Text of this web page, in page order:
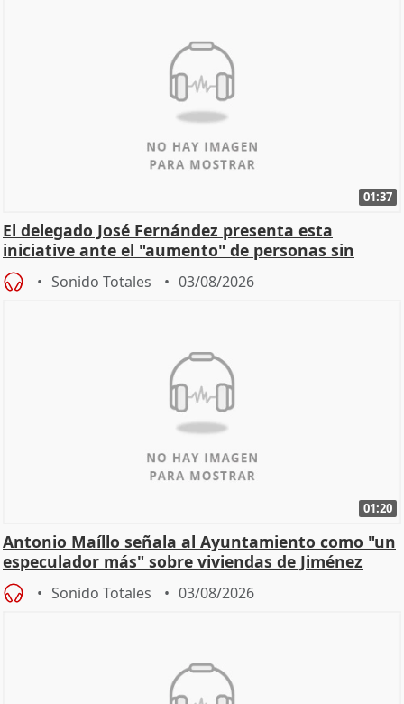
01:37
El delegado José Fernández presenta esta
iniciative ante el "aumento" de personas sin
hogar en Madri
Sonido Totales 03/08/2026
01:20
Antonio Maíllo señala al Ayuntamiento como "un
especulador más" sobre viviendas de Jiménez
Becerril
Sonido Totales 03/08/2026